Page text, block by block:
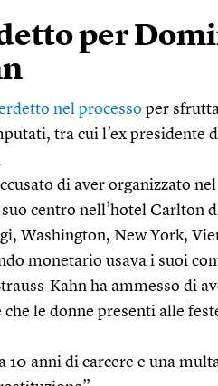
per
nel processo per
tra cui l’ex presidente
di aver organizzato
centro nell’hotel Carlton
Washington, New York,
monetario usava i suoi
Kahn ha ammesso di
le donne presenti alle
10 anni di carcere e una